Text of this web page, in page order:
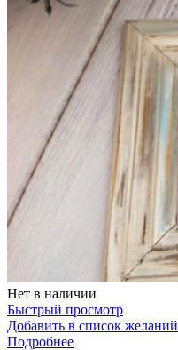
Нет в наличии
Быстрый просмотр
Добавить в список желаний
Подробнее